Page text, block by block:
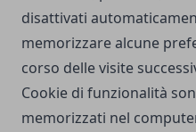
disattivati
memorizzare alcune
corso delle visite
Cookie di funzionalità
memorizzati nel